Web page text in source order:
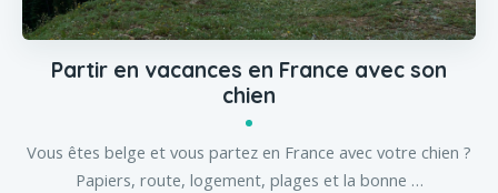
Partir en vacances en France avec son
chien
Vous êtes belge et vous partez en France avec votre chien ?
Papiers, route, logement, plages et la bonne …